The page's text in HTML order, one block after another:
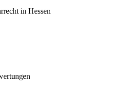
in Hessen